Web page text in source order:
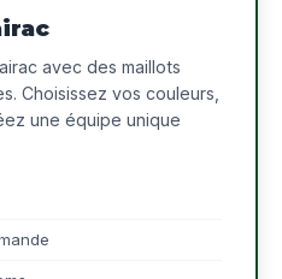
avec des maillots
Choisissez vos couleurs,
une équipe unique